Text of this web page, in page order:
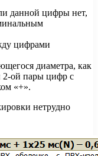
данной цифры нет,
цифрами
диаметра, как
2-ой пары цифр с
«+».
нетрудно